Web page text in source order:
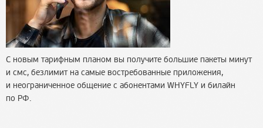
С новым тарифным планом вы получите большие пакеты минут
и смс, безлимит на самые востребованные приложения,
и неограниченное общение с абонентами WHYFLY и билайн
по РФ.